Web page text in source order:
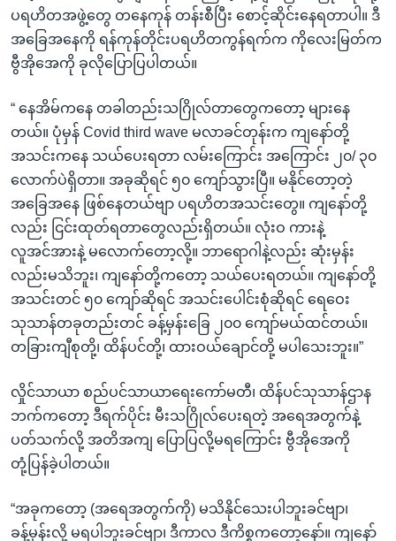
ပရဟိတအဖွဲ့တွေ တနေကုန် တန်းစီပြီး စောင့်ဆိုင်းနေရတာပါ။ ဒီ
အခြေအနေကို ရန်ကုန်တိုင်းပရဟိတကွန်ရက်က ကိုလေးမြတ်က
ဗွီအိုအေကို ခုလိုပြောပြပါတယ်။
“ နေအိမ်ကနေ တခါတည်းသဂြိုလ်တာတွေကတော့ များနေ
တယ်။ ပုံမှန် Covid third wave မလာခင်တုန်းက ကျနော်တို့
အသင်းကနေ သယ်ပေးရတာ လမ်းကြောင်း အကြောင်း ၂၀/ ၃၀
လောက်ပဲရှိတာ။ အခုဆိုရင် ၅၀ ကျော်သွားပြီ။ မနိုင်တော့တဲ့
အခြေအနေ ဖြစ်နေတယ်ဗျာ ပရဟိတအသင်းတွေ။ ကျနော်တို့
လည်း ငြင်းထုတ်ရတာတွေလည်းရှိတယ်။ လုံးဝ ကားနဲ့
လူအင်အားနဲ့ မလောက်တော့လို့။ ဘာရောဂါနဲ့လည်း ဆုံးမှန်း
လည်းမသိဘူး၊ ကျနော်တို့ကတော့ သယ်ပေးရတယ်။ ကျနော်တို့
အသင်းတင် ၅၀ ကျော်ဆိုရင် အသင်းပေါင်းစုံဆိုရင် ရေဝေး
သုသာန်တခုတည်းတင် ခန့်မှန်းခြေ ၂၀၀ ကျော်မယ်ထင်တယ်။
တခြားကျီစုတို့၊ ထိန်ပင်တို့၊ ထားဝယ်ချောင်တို့ မပါသေးဘူး။”
လှိုင်သာယာ စည်ပင်သာယာရေးကော်မတီ၊ ထိန်ပင်သုသာန်ဌာန
ဘက်ကတော့ ဒီရက်ပိုင်း မီးသဂြိုလ်ပေးရတဲ့ အရေအတွက်နဲ့
ပတ်သက်လို့ အတိအကျ ပြောပြလို့မရကြောင်း ဗွီအိုအေကို
တုံ့ပြန်ခဲ့ပါတယ်။
“အခုကတော့ (အရေအတွက်ကို) မသိနိုင်သေးပါဘူးခင်ဗျာ၊
ခန့်မှန်းလို့ မရပါဘူးခင်ဗျာ၊ ဒီကာလ ဒီကိစ္စကတော့နော်။ ကျနော်